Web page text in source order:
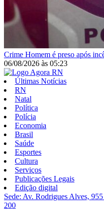
Crime Homem é preso após
06/08/2026 às 05:23
Últimas Notícias
RN
Natal
Política
Polícia
Economia
Brasil
Saúde
Esportes
Cultura
Serviços
Publicações Legais
Edição digital
Sede: Av. Rodrigues Alves,
200